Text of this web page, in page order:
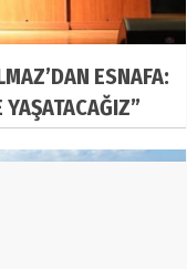
ESNAFA:
YAŞATACAĞIZ”